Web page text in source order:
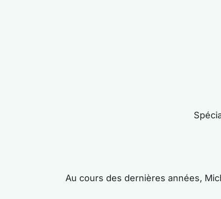
Au cours des dernières années,